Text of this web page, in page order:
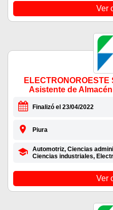
Ver
Asistente de
Finalizó el 23/04/2022
Piura
Automotriz, Ciencias
Ciencias industriales,
Ver